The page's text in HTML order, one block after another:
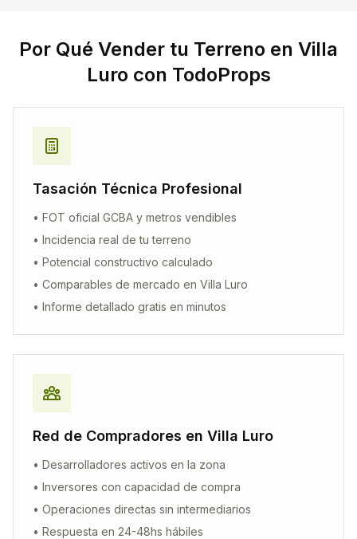
Por Qué Vender tu Terreno en Villa
Luro con TodoProps
Tasación Técnica Profesional
• FOT oficial GCBA y metros vendibles
• Incidencia real de tu terreno
• Potencial constructivo calculado
• Comparables de mercado en Villa Luro
• Informe detallado gratis en minutos
Red de Compradores en Villa Luro
• Desarrolladores activos en la zona
• Inversores con capacidad de compra
• Operaciones directas sin intermediarios
• Respuesta en 24-48hs hábiles